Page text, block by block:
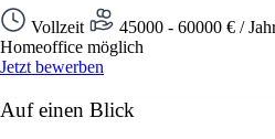
Vollzeit 45000 - 60000 € /
Homeoffice möglich
Jetzt bewerben
Auf einen Blick